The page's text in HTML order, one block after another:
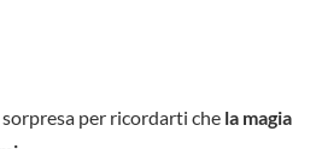
per ricordarti che la magia